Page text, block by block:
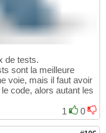
de tests.
sont la meilleure
voie, mais il faut avoir
code, alors autant les
1
0